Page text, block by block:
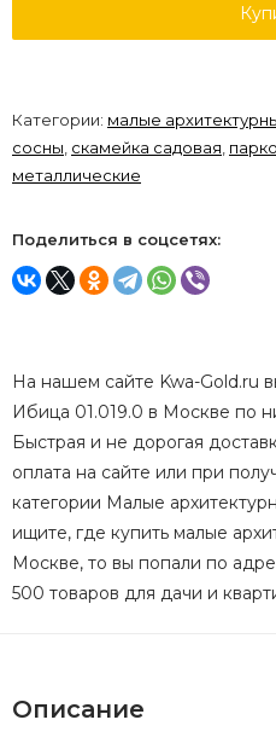
Категории: малые
сосны скамейка садовая
металлические
Поделиться в соцсетях:
На нашем сайте Kwa-Gold.ru
Ибица 01.019.0 в Москве по
Быстрая и не дорогая
оплата на сайте или при
категории Малые
ищите, где купить малые
Москве, то вы попали по
500 товаров для дачи и
Описание